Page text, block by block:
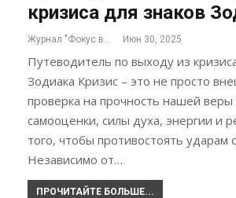
кризиса для знаков
Июн 30, 2025
Путеводитель по выходу из
Зодиака Кризис – это не просто
проверка на прочность нашей веры
самооценки, силы духа, энергии и
того, чтобы противостоять ударам
Независимо от…
ПРОЧИТАЙТЕ БОЛЬШЕ...